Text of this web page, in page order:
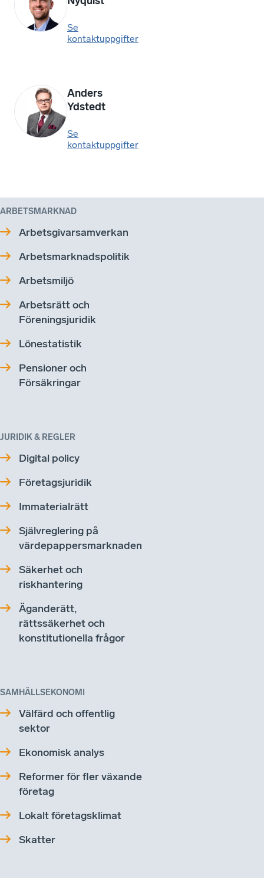
Se
kontaktuppgifter
Anders
Ydstedt
Se
kontaktuppgifter
ARBETSMARKNAD
Arbetsgivarsamverkan
Arbetsmarknadspolitik
Arbetsmiljö
Arbetsrätt och
Föreningsjuridik
Lönestatistik
Pensioner och
Försäkringar
JURIDIK & REGLER
Digital policy
Företagsjuridik
Immaterialrätt
Självreglering på
värdepappersmarknaden
Säkerhet och
riskhantering
Äganderätt,
rättssäkerhet och
konstitutionella frågor
SAMHÄLLSEKONOMI
Välfärd och offentlig
sektor
Ekonomisk analys
Reformer för fler växande
företag
Lokalt företagsklimat
Skatter